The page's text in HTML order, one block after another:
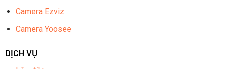
Camera Ezviz
Camera Yoosee
DỊCH VỤ